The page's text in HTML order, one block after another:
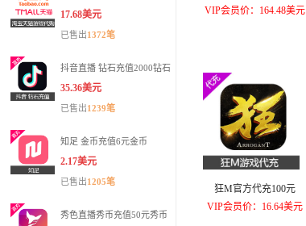
17.68美元
已售出1372笔
抖音直播 钻石充值2000钻石
35.36美元
已售出1239笔
知足 金币充值6元金币
2.17美元
已售出1205笔
秀色直播秀币充值50元秀币
VIP会员价：164.48美元
狂M官方代充100元
VIP会员价：16.64美元